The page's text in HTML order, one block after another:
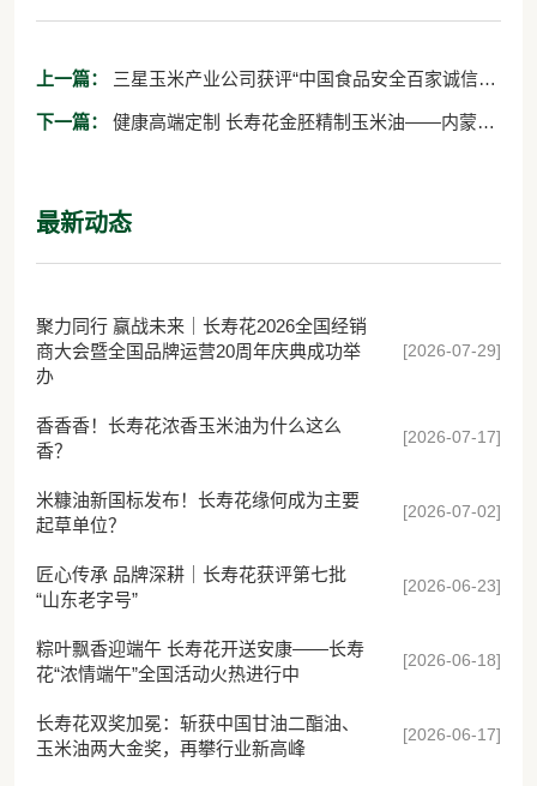
上一篇：
范单位”
下一篇：
最新动态
聚力同行 赢战未来｜长寿花2026全国经销
商大会暨全国品牌运营20周年庆典成功举
办
[2026-07-29]
香香香！长寿花浓香玉米油为什么这么
香？
[2026-07-17]
米糠油新国标发布！长寿花缘何成为主要
起草单位？
[2026-07-02]
匠心传承 品牌深耕｜长寿花获评第七批
“山东老字号”
[2026-06-23]
粽叶飘香迎端午 长寿花开送安康——长寿
花“浓情端午”全国活动火热进行中
[2026-06-18]
长寿花双奖加冕：斩获中国甘油二酯油、
玉米油两大金奖，再攀行业新高峰
[2026-06-17]